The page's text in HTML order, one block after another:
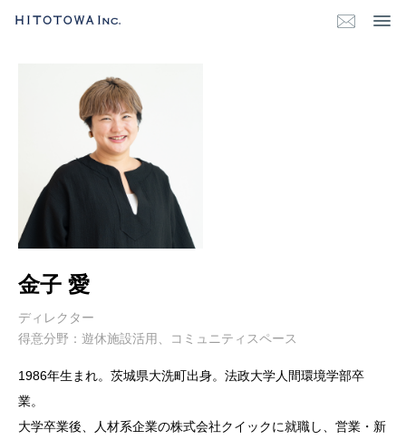
金子 愛
ディレクター
得意分野：遊休施設活用、コミュニティスペース
1986年生まれ。茨城県大洗町出身。法政大学人間環境学部卒
業。
大学卒業後、人材系企業の株式会社クイックに就職し、営業・新